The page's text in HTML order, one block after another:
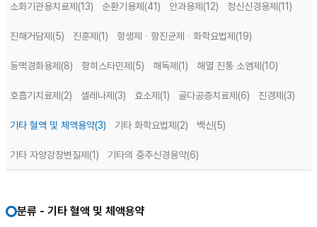
소화기관용치료제 (13) 순환기용제 (41) 안과용제 (12) 정신신경용제 (11)
진해거담제 (5) 진훈제 (1) 항생제 ∙ 항진균제 ∙ 화학요법제 (19)
동맥경화용제 (8) 항히스타민제 (5) 해독제 (1) 해열 진통 소염제 (10)
호흡기치료제 (2) 셀레나제 (3) 효소제 (1) 골다공증치료제 (6) 진경제 (3)
기타 혈액 및 체액용약(3) 기타 화학요법제 (2) 백신(5)
기타 자양강장변질제 (1) 기타의 중추신경용약(6)
분류 - 기타 혈액 및 체액용약